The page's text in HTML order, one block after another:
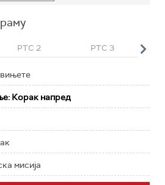
РТС 2 РТС 3
Корак напред
мисија